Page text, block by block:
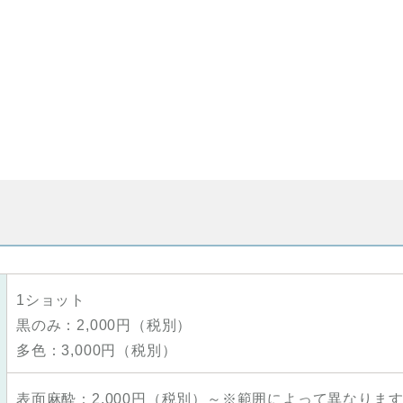
1ショット
黒のみ：2,000円（税別）
多色：3,000円（税別）
表面麻酔：2,000円（税別）～※範囲によって異なりま